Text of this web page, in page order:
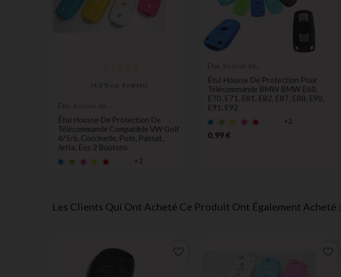
( 4,5/ 5) sur 4 note(s)
Étui, housse de
protection de clés
Étui Housse De Protection De
Télécommande Compatible VW Golf
4/5/6, Coccinelle, Polo, Passat,
Jetta, Eos 2 Boutons
BleuVertroseJaunerouge +2
Étui, housse de
protection de clés
Étui Housse De Protection Pour
Télécommande BMW BMW E60,
E70, E71, E81, E82, E87, E88, E90,
E91, E92
BleuVertJauneroserouge +2
0,99 €
Les Clients Qui Ont Acheté Ce Produit Ont Également Acheté :